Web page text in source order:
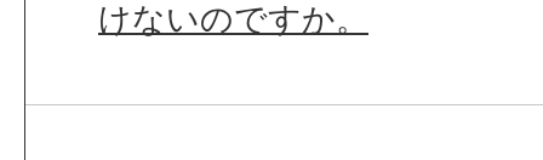
けないのですか。